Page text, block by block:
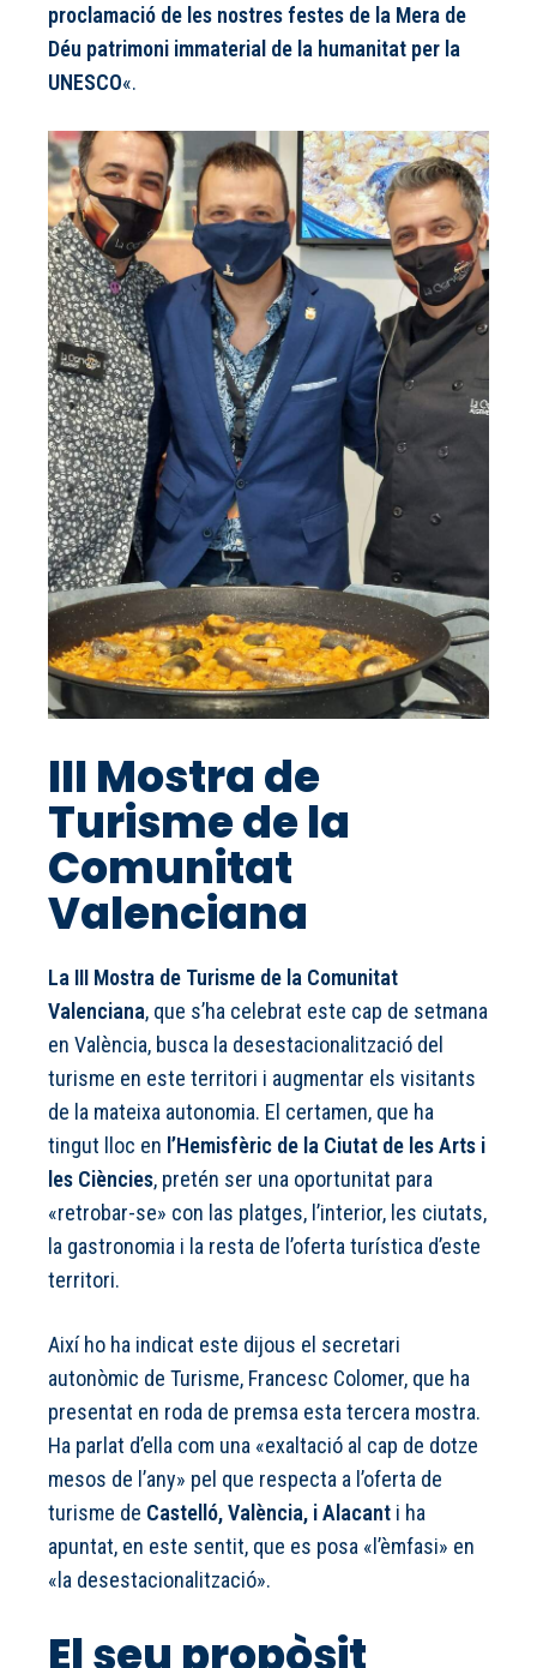
proclamació de les nostres festes de la Mera de
Déu patrimoni immaterial de la humanitat per la
UNESCO«.
III Mostra de
Turisme de la
Comunitat
Valenciana
La III Mostra de Turisme de la Comunitat
Valenciana, que s’ha celebrat este cap de setmana
en València, busca la desestacionalització del
turisme en este territori i augmentar els visitants
de la mateixa autonomia. El certamen, que ha
tingut lloc en l’Hemisfèric de la Ciutat de les Arts i
les Ciències, pretén ser una oportunitat para
«retrobar-se» con las platges, l’interior, les ciutats,
la gastronomia i la resta de l’oferta turística d’este
territori.
Així ho ha indicat este dijous el secretari
autonòmic de Turisme, Francesc Colomer, que ha
presentat en roda de premsa esta tercera mostra.
Ha parlat d’ella com una «exaltació al cap de dotze
mesos de l’any» pel que respecta a l’oferta de
turisme de Castelló, València, i Alacant i ha
apuntat, en este sentit, que es posa «l’èmfasi» en
«la desestacionalització».
El seu propòsit